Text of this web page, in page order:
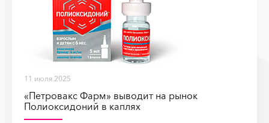
11 июля 2025
«Петровакс Фарм» выводит на рынок
Полиоксидоний в каплях